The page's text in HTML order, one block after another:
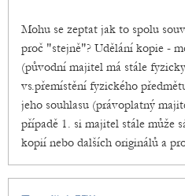
Mohu se zeptat jak to spolu
proč "stejně"? Udělání kopie -
(původní majitel má stále
vs.přemístění fyzického
jeho souhlasu (právoplatný
případě 1. si majitel stále může
kopií nebo dalších originálů a